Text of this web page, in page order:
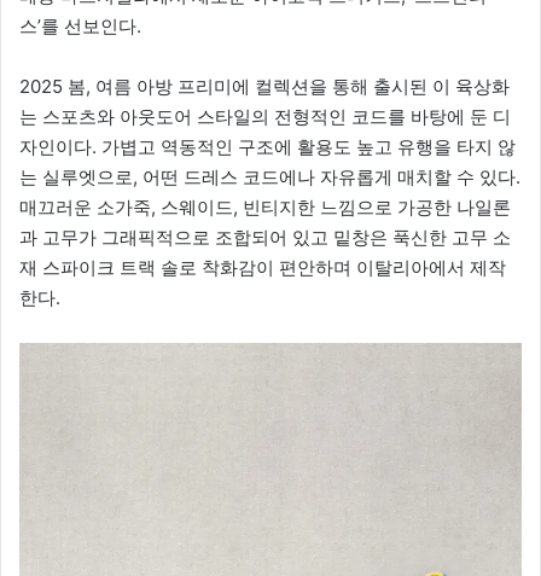
스’를 선보인다.
2025 봄, 여름 아방 프리미에 컬렉션을 통해 출시된 이 육상화
는 스포츠와 아웃도어 스타일의 전형적인 코드를 바탕에 둔 디
자인이다. 가볍고 역동적인 구조에 활용도 높고 유행을 타지 않
는 실루엣으로, 어떤 드레스 코드에나 자유롭게 매치할 수 있다.
매끄러운 소가죽, 스웨이드, 빈티지한 느낌으로 가공한 나일론
과 고무가 그래픽적으로 조합되어 있고 밑창은 푹신한 고무 소
재 스파이크 트랙 솔로 착화감이 편안하며 이탈리아에서 제작
한다.